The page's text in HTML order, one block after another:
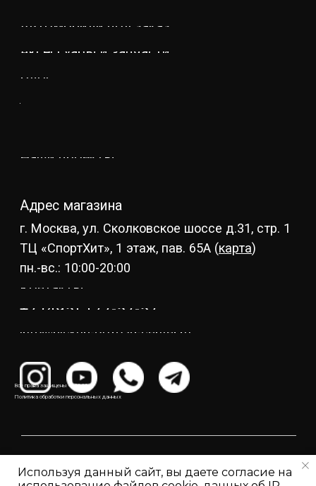
Все права защищены © 2021
Политика обработки персональных данных
Используя данный сайт, вы даете согласие на